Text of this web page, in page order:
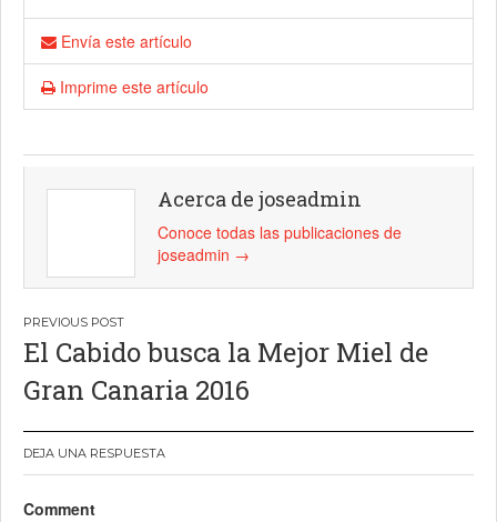
Envía este artículo
Imprime este artículo
Acerca de joseadmin
Conoce todas las publicaciones de
joseadmin →
Navegación
de
entradas
El Cabido busca la Mejor Miel de
Gran Canaria 2016
DEJA UNA RESPUESTA
Comment